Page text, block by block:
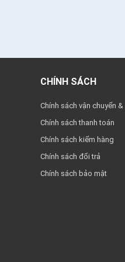
CHÍNH SÁCH
Chính sách vận chuyển
Chính sách thanh toán
Chính sách kiểm hàng
Chính sách đổi trả
Chính sách bảo mật